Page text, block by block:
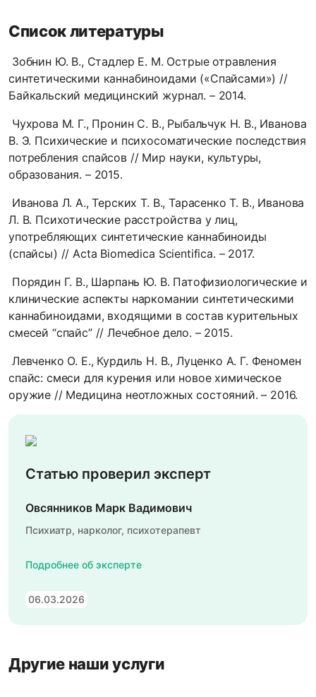
Список литературы
Зобнин Ю. В., Стадлер Е. М. Острые отравления
синтетическими каннабиноидами («Спайсами») //
Байкальский медицинский журнал. – 2014.
Чухрова М. Г., Пронин С. В., Рыбальчук Н. В., Иванова
В. Э. Психические и психосоматические последствия
потребления спайсов // Мир науки, культуры,
образования. – 2015.
Иванова Л. А., Терских Т. В., Тарасенко Т. В., Иванова
Л. В. Психотические расстройства у лиц,
употребляющих синтетические каннабиноиды
(спайсы) // Acta Biomedica Scientifica. – 2017.
Порядин Г. В., Шарпань Ю. В. Патофизиологические и
клинические аспекты наркомании синтетическими
каннабиноидами, входящими в состав курительных
смесей “спайс” // Лечебное дело. – 2015.
Левченко О. Е., Курдиль Н. В., Луценко А. Г. Феномен
спайс: смеси для курения или новое химическое
оружие // Медицина неотложных состояний. – 2016.
Статью проверил эксперт
Овсянников Марк Вадимович
Психиатр, нарколог, психотерапевт
Подробнее об эксперте
06.03.2026
Другие наши услуги